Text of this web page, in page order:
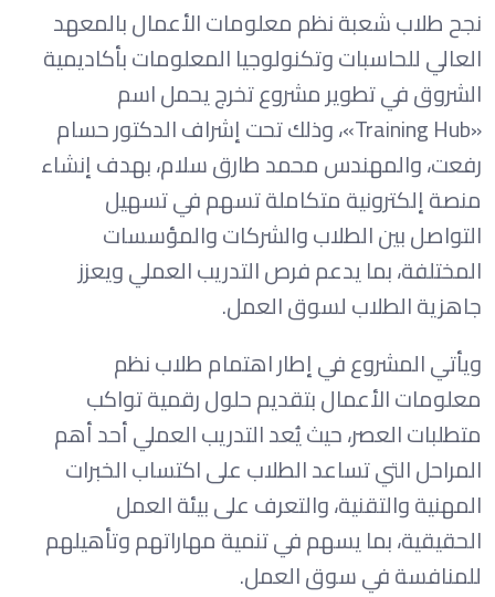
نجح طلاب شعبة نظم معلومات الأعمال بالمعهد
العالي للحاسبات وتكنولوجيا المعلومات بأكاديمية
الشروق في تطوير مشروع تخرج يحمل اسم
«Training Hub»، وذلك تحت إشراف الدكتور حسام
رفعت، والمهندس محمد طارق سلام، بهدف إنشاء
منصة إلكترونية متكاملة تسهم في تسهيل
التواصل بين الطلاب والشركات والمؤسسات
المختلفة، بما يدعم فرص التدريب العملي ويعزز
جاهزية الطلاب لسوق العمل.
ويأتي المشروع في إطار اهتمام طلاب نظم
معلومات الأعمال بتقديم حلول رقمية تواكب
متطلبات العصر، حيث يُعد التدريب العملي أحد أهم
المراحل التي تساعد الطلاب على اكتساب الخبرات
المهنية والتقنية، والتعرف على بيئة العمل
الحقيقية، بما يسهم في تنمية مهاراتهم وتأهيلهم
للمنافسة في سوق العمل.